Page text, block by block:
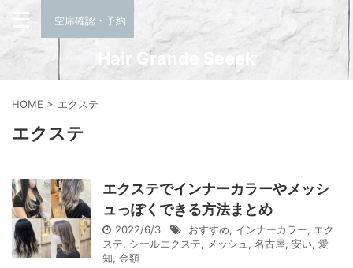
空席確認・予約
Hair Grande Seeek
HOME > エクステ
エクステ
エクステでインナーカラーやメッシ
ュっぽくできる方法まとめ
2022/6/3 おすすめ, インナーカラー, エク
ステ, シールエクステ, メッシュ , 名古屋, 安い, 愛
知, 金額